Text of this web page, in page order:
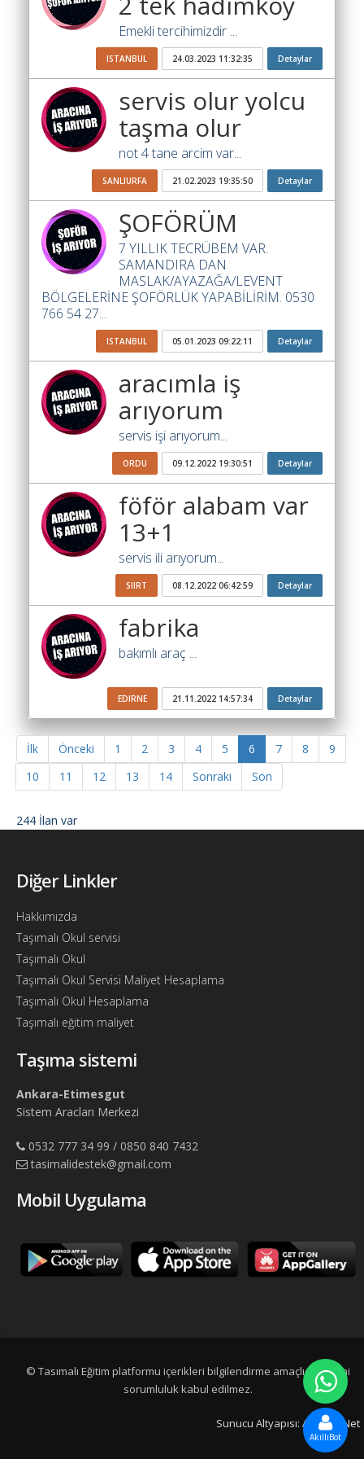
AkıllıBot
Arayanlar
arayanlar
arayanlar
Aracına
arayanlar
Yol
Katsayısı
Ajandam
İletişim
Emekli tercihimizdir ...
ISTANBUL 24.03.2023 11:32:35 Detaylar
servis olur yolcu
taşma olur
not 4 tane arcim var...
SANLIURFA 21.02.2023 19:35:50 Detaylar
ŞOFÖRÜM
7 YILLIK TECRÜBEM VAR.
SAMANDIRA DAN
MASLAK/AYAZAĞA/LEVENT
BÖLGELERİNE ŞOFÖRLÜK YAPABİLİRİM. 0530
766 54 27...
ISTANBUL 05.01.2023 09:22:11 Detaylar
aracımla iş
arıyorum
servis işi arıyorum...
ORDU 09.12.2022 19:30:51 Detaylar
föför alabam var
13+1
servis ili arıyorum...
SIIRT 08.12.2022 06:42:59 Detaylar
fabrika
bakımlı araç ...
EDIRNE 21.11.2022 14:57:34 Detaylar
İlk Önceki 1 2 3 4 5 6 7 8
9
10
11 12 13 14 Sonraki Son
244 İlan var
Diğer Linkler
Hakkımızda
Taşımalı Okul servisi
Taşımalı Okul
Taşımalı Okul Servisi Maliyet Hesaplama
Taşımalı Okul Hesaplama
Taşımalı eğitim maliyet
Taşıma sistemi
Ankara-Etimesgut
Sistem Aracları Merkezi
0532 777 34 99 / 0850 840 7432
tasimalidestek@gmail.com
Mobil Uygulama
© Tasımalı Eğitim platformu içerikleri bilgilendirme amaçlıdır, resmi
sorumluluk kabul edilmez.
Sunucu Altyapısı: Adtescil.Net